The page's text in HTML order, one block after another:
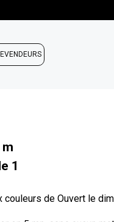
1
de Ouvert le